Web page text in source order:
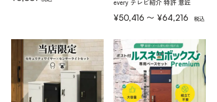
every テレビ紹介 特許 意匠
¥50,416 〜 ¥64,216 税込